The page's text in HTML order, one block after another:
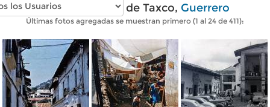
Fotos antiguas de Taxco, Guerrero
Últimas fotos agregadas se muestran primero (1 al 24 de 411):